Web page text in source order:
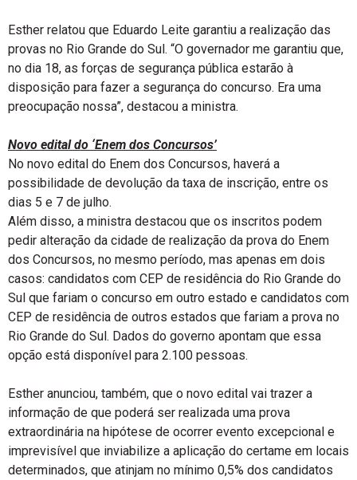
Esther relatou que Eduardo Leite garantiu a realização das
provas no Rio Grande do Sul. “O governador me garantiu que,
no dia 18, as forças de segurança pública estarão à
disposição para fazer a segurança do concurso. Era uma
preocupação nossa”, destacou a ministra.
Novo edital do ‘Enem dos Concursos’
No novo edital do Enem dos Concursos, haverá a
possibilidade de devolução da taxa de inscrição, entre os
dias 5 e 7 de julho.
Além disso, a ministra destacou que os inscritos podem
pedir alteração da cidade de realização da prova do Enem
dos Concursos, no mesmo período, mas apenas em dois
casos: candidatos com CEP de residência do Rio Grande do
Sul que fariam o concurso em outro estado e candidatos com
CEP de residência de outros estados que fariam a prova no
Rio Grande do Sul. Dados do governo apontam que essa
opção está disponível para 2.100 pessoas.
Esther anunciou, também, que o novo edital vai trazer a
informação de que poderá ser realizada uma prova
extraordinária na hipótese de ocorrer evento excepcional e
imprevisível que inviabilize a aplicação do certame em locais
determinados, que atinjam no mínimo 0,5% dos candidatos